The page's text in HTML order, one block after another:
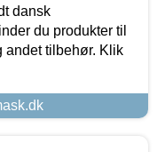
dansk
du produkter til
andet tilbehør. Klik